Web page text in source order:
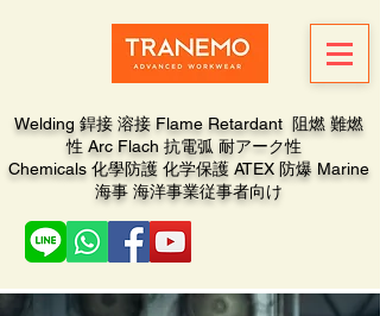
Welding 銲接 溶接 Flame Retardant 阻燃 難燃
性 Arc Flach 抗電弧 耐アーク性
Chemicals 化學防護 化学保護 ATEX 防爆 Marine
海事 海洋事業従事者向け